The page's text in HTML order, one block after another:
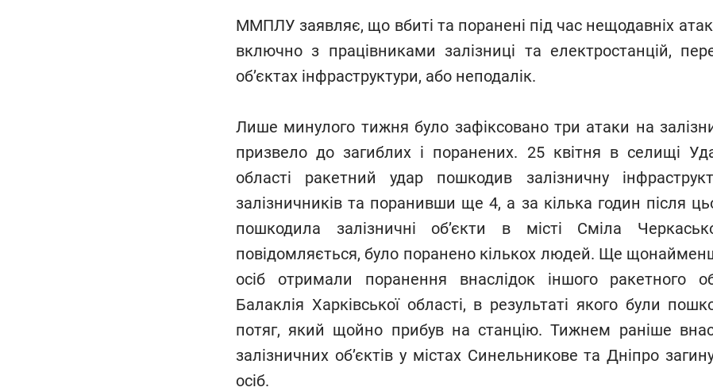
ММПЛУ заявляє, що вбиті та поранені під час нещодавніх атак
включно з працівниками залізниці та електростанцій,
об’єктах інфраструктури, або неподалік.
Лише минулого тижня було зафіксовано три атаки на
призвело до загиблих і поранених. 25 квітня в селищі
області ракетний удар пошкодив залізничну
залізничників та поранивши ще 4, а за кілька годин після
пошкодила залізничні об’єкти в місті Сміла
повідомляється, було поранено кількох людей. Ще
осіб отримали поранення внаслідок іншого ракетного
Балаклія Харківської області, в результаті якого були
потяг, який щойно прибув на станцію. Тижнем раніше
залізничних об’єктів у містах Синельникове та Дніпро
осіб.